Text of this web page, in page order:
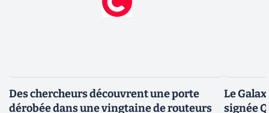
Des chercheurs découvrent une porte
dérobée dans une vingtaine de routeurs
Le
signée